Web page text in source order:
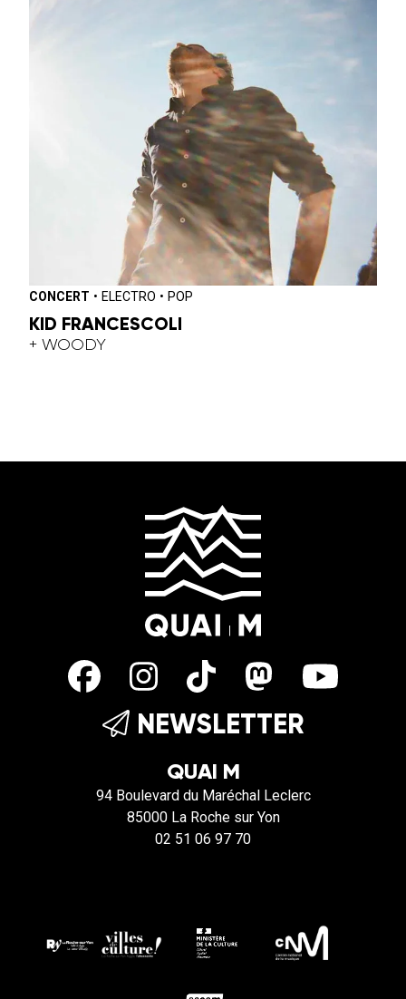
CONCERT • ELECTRO • POP
KID FRANCESCOLI
+ WOODY
NEWSLETTER
QUAI M
94 Boulevard du Maréchal Leclerc
85000 La Roche sur Yon
02 51 06 97 70